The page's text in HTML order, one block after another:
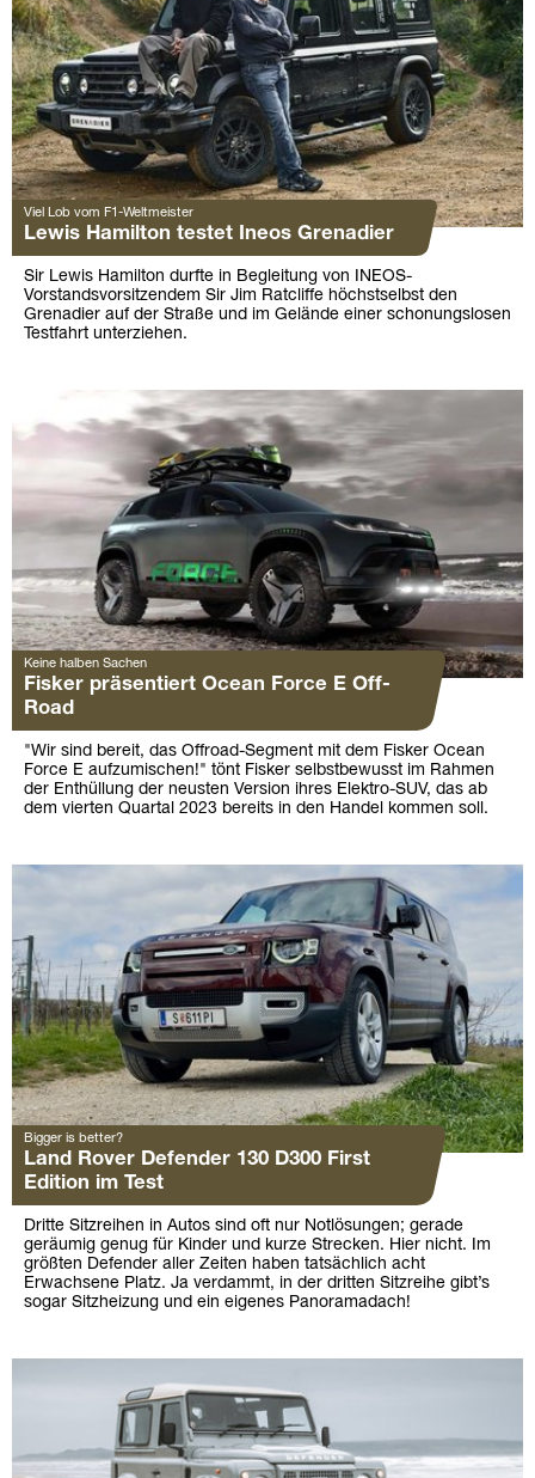
Viel Lob vom F1-Weltmeister
Lewis Hamilton testet Ineos Grenadier
Sir Lewis Hamilton durfte in Begleitung von INEOS-
Vorstandsvorsitzendem Sir Jim Ratcliffe höchstselbst den
Grenadier auf der Straße und im Gelände einer schonungslosen
Testfahrt unterziehen.
Keine halben Sachen
Fisker präsentiert Ocean Force E Off-
Road
"Wir sind bereit, das Offroad-Segment mit dem Fisker Ocean
Force E aufzumischen!" tönt Fisker selbstbewusst im Rahmen
der Enthüllung der neusten Version ihres Elektro-SUV, das ab
dem vierten Quartal 2023 bereits in den Handel kommen soll.
Bigger is better?
Land Rover Defender 130 D300 First
Edition im Test
Dritte Sitzreihen in Autos sind oft nur Notlösungen; gerade
geräumig genug für Kinder und kurze Strecken. Hier nicht. Im
größten Defender aller Zeiten haben tatsächlich acht
Erwachsene Platz. Ja verdammt, in der dritten Sitzreihe gibt’s
sogar Sitzheizung und ein eigenes Panoramadach!